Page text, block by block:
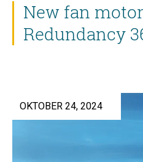
New fan
Redundancy
OKTOBER 24, 2024